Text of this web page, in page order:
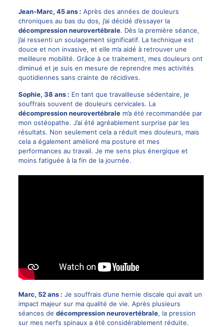
Jean-Marc, 45 ans : Après des années de douleurs
chroniques au bas du dos, j’ai décidé d’essayer la
décompression neurovertébrale. Dès la première séance,
j’ai ressenti un soulagement significatif. La technique est
douce et non invasive, et elle m’a aidé à retrouver une
meilleure mobilité. Grâce à ce traitement, mes douleurs ont
diminué et je suis en mesure de reprendre mes activités
quotidiennes sans crainte de récidives.
Sophie, 38 ans : En tant que travailleuse sédentaire, je
souffrais souvent de douleurs cervicales. La
décompression neurovertébralem’a été recommandée par
mon ostéopathe. J’ai été agréablement surprise par les
résultats. Non seulement cela a réduit mes douleurs, mais
cela a également amélioré ma posture et mes
performances au travail. Je me sens plus énergique et
moins fatiguée à la fin de la journée.
Marc, 52 ans : Je souffrais d’une hernie discale qui avait un
impact majeur sur ma qualité de vie. Après plusieurs
séances de décompression neurovertébrale, la pression
sur mes nerfs spinaux a été considérablement réduite.